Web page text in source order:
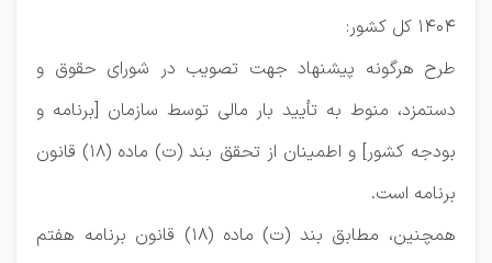
1404 کل کشور:
طرح هرگونه پیشنهاد جهت تصویب در شورای حقوق و
دستمزد، منوط به تأیید بار مالی توسط سازمان [برنامه و
بودجه کشور] و اطمینان از تحقق بند (ت) ماده (18) قانون
برنامه است.
همچنین، مطابق بند (ت) ماده (18) قانون برنامه هفتم